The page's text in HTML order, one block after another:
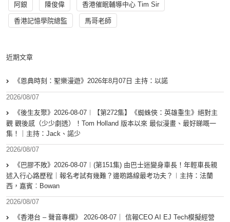
阿銀 陳俊偉 香港催眠輔導中心 Tim Sir
香港記憶學院總監 馬哥老師
近期文章
《恩典時刻：聖樂漫遊》2026年8月07日 主持：以諾
2026/08/07
《後生友聚》2026-08-07︱【第272集】《蜘蛛俠：英雄重生》絕對主
觀 觀後感（少少劇透）！Tom Holland 版本以來 最似漫畫、最好睇嘅一
集！｜主持：Jack、諾少
2026/08/07
《巴膠不敗》2026-08-07︱(第151集) 由巴士迷變身車長！年輕車長親
述入行心路歷程｜報名考試有幾難？邊啲路線最考功夫？︱主持：法蘭
西，嘉賓︰Bowan
2026/08/07
《香港台 – 聲音專欄》 2026-08-07｜ 信報CEO AI EJ Tech模擬經營